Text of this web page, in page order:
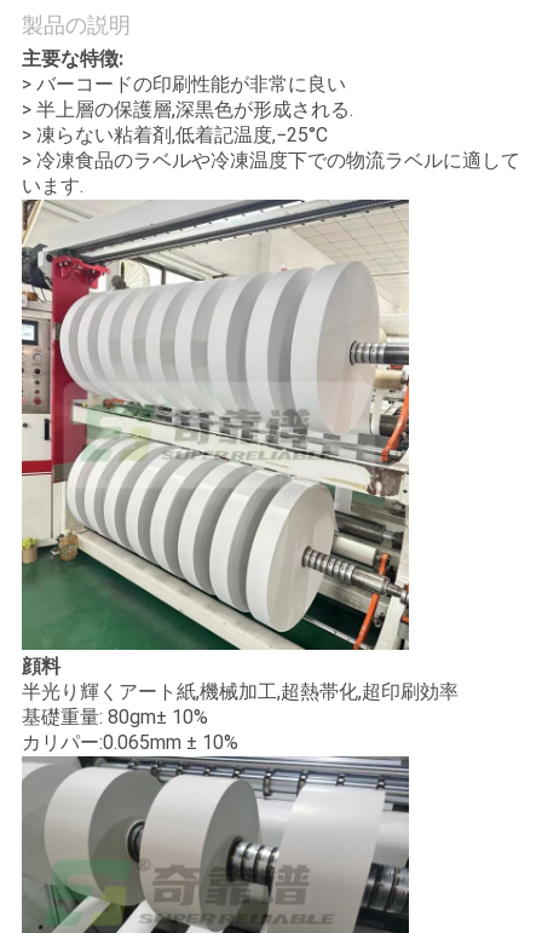
私
達
に
連
絡
し
な
さ
い
ニ
ュ
ー
ス
引
製品の説明
主要な特徴:
> バーコードの印刷性能が非常に良い
> 半上層の保護層,深黒色が形成される.
> 凍らない粘着剤,低着記温度,−25°C
> 冷凍食品のラベルや冷凍温度下での物流ラベルに適して
います.
顔料
半光り輝くアート紙,機械加工,超熱帯化,超印刷効率
基礎重量: 80gm± 10%
カリパー:0.065mm ± 10%